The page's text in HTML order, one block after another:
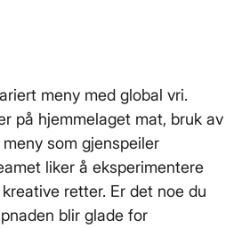
meny med global vri.
på hjemmelaget mat, bruk av
som gjenspeiler
liker å eksperimentere
retter. Er det noe du
blir glade for